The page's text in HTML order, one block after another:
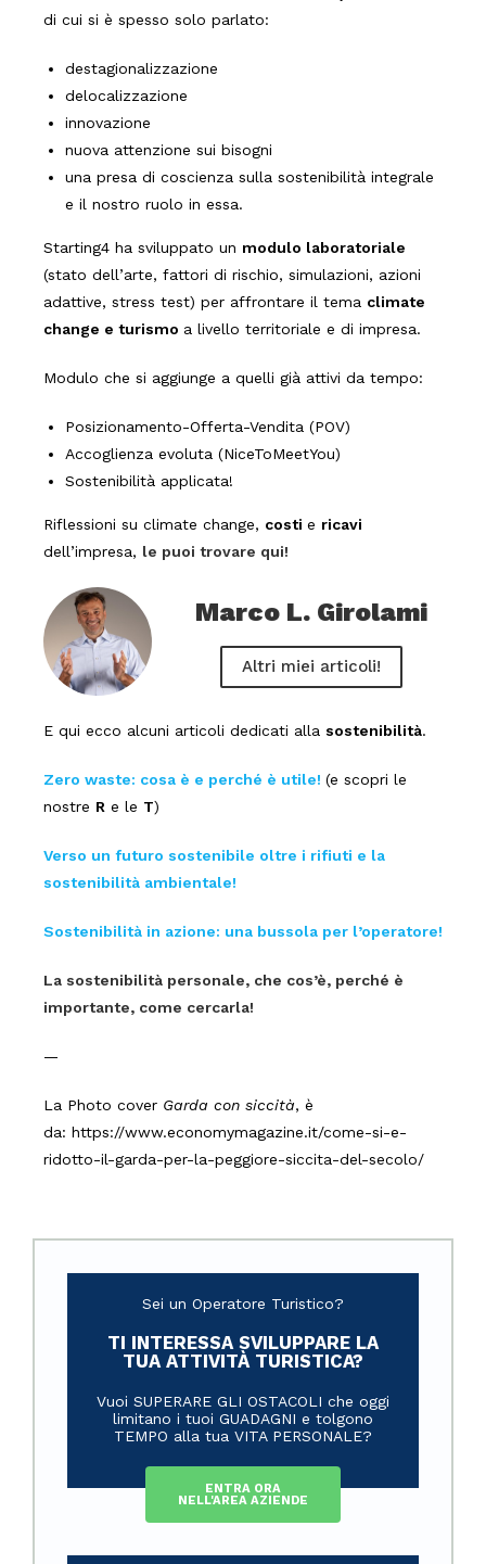
di cui si è spesso solo parlato:
destagionalizzazione
delocalizzazione
innovazione
nuova attenzione sui bisogni
una presa di coscienza sulla sostenibilità integrale
e il nostro ruolo in essa.
Starting4 ha sviluppato un modulo laboratoriale
(stato dell’arte, fattori di rischio, simulazioni, azioni
adattive, stress test) per affrontare il tema climate
change e turismo a livello territoriale e di impresa.
Modulo che si aggiunge a quelli già attivi da tempo:
Posizionamento-Offerta-Vendita (POV)
Accoglienza evoluta (NiceToMeetYou)
Sostenibilità applicata!
Riflessioni su climate change, costi e ricavi
dell’impresa, le puoi trovare qui!
Marco L. Girolami
Altri miei articoli!
E qui ecco alcuni articoli dedicati alla sostenibilità.
Zero waste: cosa è e perché è utile! (e scopri le
nostre R e le T)
Verso un futuro sostenibile oltre i rifiuti e la
sostenibilità ambientale!
Sostenibilità in azione: una bussola per l’operatore!
La sostenibilità personale, che cos’è, perché è
importante, come cercarla!
—
La Photo cover Garda con siccità, è
da: https://www.economymagazine.it/come-si-e-
ridotto-il-garda-per-la-peggiore-siccita-del-secolo/
Sei un Operatore Turistico?
TI INTERESSA SVILUPPARE LA
TUA ATTIVITÀ TURISTICA?
Vuoi SUPERARE GLI OSTACOLI che oggi
limitano i tuoi GUADAGNI e tolgono
TEMPO alla tua VITA PERSONALE?
ENTRA ORA
NELL'AREA AZIENDE